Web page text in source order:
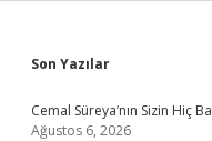
Sidebar
Son Yazılar
Cemal Süreya’nın Sizin Hiç
Ağustos 6, 2026